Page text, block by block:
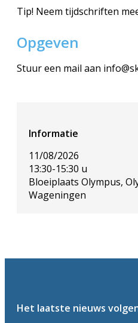
Tip! Neem tijdschriften
Opgeven
Stuur een mail aan
Informatie
11/08/2026
13:30-15:30 u
Bloeiplaats Olympus,
Wageningen
Het laatste nieuws